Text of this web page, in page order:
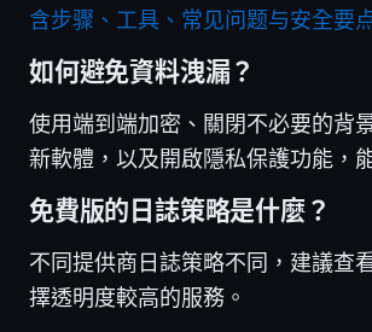
含步骤、工具、常见问题与安全要
如何避免資料洩漏？
使用端到端加密、關閉不必要的背
新軟體，以及開啟隱私保護功能，
免費版的日誌策略是什麼？
不同提供商日誌策略不同，建議查
擇透明度較高的服務。